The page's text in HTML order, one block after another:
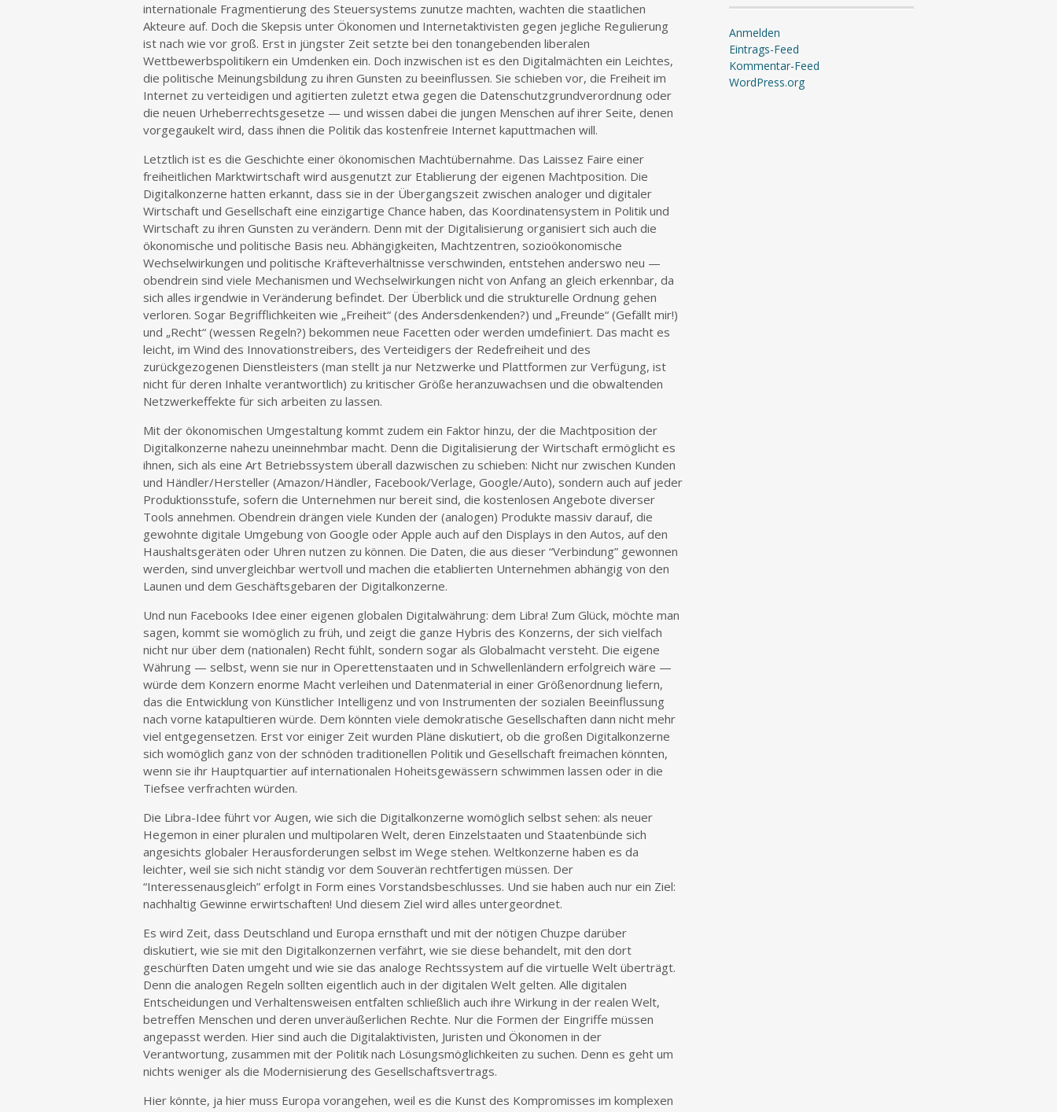
internationale Fragmentierung des Steuersystems zunutze machten, wachten die staatlichen
Akteure auf. Doch die Skepsis unter Ökonomen und Internetaktivisten gegen jegliche Regulierung
ist nach wie vor groß. Erst in jüngster Zeit setzte bei den tonangebenden liberalen
Wettbewerbspolitikern ein Umdenken ein. Doch inzwischen ist es den Digitalmächten ein Leichtes,
die politische Meinungsbildung zu ihren Gunsten zu beeinflussen. Sie schieben vor, die Freiheit im
Internet zu verteidigen und agitierten zuletzt etwa gegen die Datenschutzgrundverordnung oder
die neuen Urheberrechtsgesetze — und wissen dabei die jungen Menschen auf ihrer Seite, denen
vorgegaukelt wird, dass ihnen die Politik das kostenfreie Internet kaputtmachen will.
Letztlich ist es die Geschichte einer ökonomischen Machtübernahme. Das Laissez Faire einer
freiheitlichen Marktwirtschaft wird ausgenutzt zur Etablierung der eigenen Machtposition. Die
Digitalkonzerne hatten erkannt, dass sie in der Übergangszeit zwischen analoger und digitaler
Wirtschaft und Gesellschaft eine einzigartige Chance haben, das Koordinatensystem in Politik und
Wirtschaft zu ihren Gunsten zu verändern. Denn mit der Digitalisierung organisiert sich auch die
ökonomische und politische Basis neu. Abhängigkeiten, Machtzentren, sozioökonomische
Wechselwirkungen und politische Kräfteverhältnisse verschwinden, entstehen anderswo neu —
obendrein sind viele Mechanismen und Wechselwirkungen nicht von Anfang an gleich erkennbar, da
sich alles irgendwie in Veränderung befindet. Der Überblick und die strukturelle Ordnung gehen
verloren. Sogar Begrifflichkeiten wie „Freiheit“ (des Andersdenkenden?) und „Freunde“ (Gefällt mir!)
und „Recht“ (wessen Regeln?) bekommen neue Facetten oder werden umdefiniert. Das macht es
leicht, im Wind des Innovationstreibers, des Verteidigers der Redefreiheit und des
zurückgezogenen Dienstleisters (man stellt ja nur Netzwerke und Plattformen zur Verfügung, ist
nicht für deren Inhalte verantwortlich) zu kritischer Größe heranzuwachsen und die obwaltenden
Netzwerkeffekte für sich arbeiten zu lassen.
Mit der ökonomischen Umgestaltung kommt zudem ein Faktor hinzu, der die Machtposition der
Digitalkonzerne nahezu uneinnehmbar macht. Denn die Digitalisierung der Wirtschaft ermöglicht es
ihnen, sich als eine Art Betriebssystem überall dazwischen zu schieben: Nicht nur zwischen Kunden
und Händler/Hersteller (Amazon/Händler, Facebook/Verlage, Google/Auto), sondern auch auf jeder
Produktionsstufe, sofern die Unternehmen nur bereit sind, die kostenlosen Angebote diverser
Tools annehmen. Obendrein drängen viele Kunden der (analogen) Produkte massiv darauf, die
gewohnte digitale Umgebung von Google oder Apple auch auf den Displays in den Autos, auf den
Haushaltsgeräten oder Uhren nutzen zu können. Die Daten, die aus dieser “Verbindung” gewonnen
werden, sind unvergleichbar wertvoll und machen die etablierten Unternehmen abhängig von den
Launen und dem Geschäftsgebaren der Digitalkonzerne.
Und nun Facebooks Idee einer eigenen globalen Digitalwährung: dem Libra! Zum Glück, möchte man
sagen, kommt sie womöglich zu früh, und zeigt die ganze Hybris des Konzerns, der sich vielfach
nicht nur über dem (nationalen) Recht fühlt, sondern sogar als Globalmacht versteht. Die eigene
Währung — selbst, wenn sie nur in Operettenstaaten und in Schwellenländern erfolgreich wäre —
würde dem Konzern enorme Macht verleihen und Datenmaterial in einer Größenordnung liefern,
das die Entwicklung von Künstlicher Intelligenz und von Instrumenten der sozialen Beeinflussung
nach vorne katapultieren würde. Dem könnten viele demokratische Gesellschaften dann nicht mehr
viel entgegensetzen. Erst vor einiger Zeit wurden Pläne diskutiert, ob die großen Digitalkonzerne
sich womöglich ganz von der schnöden traditionellen Politik und Gesellschaft freimachen könnten,
wenn sie ihr Hauptquartier auf internationalen Hoheitsgewässern schwimmen lassen oder in die
Tiefsee verfrachten würden.
Die Libra-Idee führt vor Augen, wie sich die Digitalkonzerne womöglich selbst sehen: als neuer
Hegemon in einer pluralen und multipolaren Welt, deren Einzelstaaten und Staatenbünde sich
angesichts globaler Herausforderungen selbst im Wege stehen. Weltkonzerne haben es da
leichter, weil sie sich nicht ständig vor dem Souverän rechtfertigen müssen. Der
“Interessenausgleich” erfolgt in Form eines Vorstandsbeschlusses. Und sie haben auch nur ein Ziel:
nachhaltig Gewinne erwirtschaften! Und diesem Ziel wird alles untergeordnet.
Es wird Zeit, dass Deutschland und Europa ernsthaft und mit der nötigen Chuzpe darüber
diskutiert, wie sie mit den Digitalkonzernen verfährt, wie sie diese behandelt, mit den dort
geschürften Daten umgeht und wie sie das analoge Rechtssystem auf die virtuelle Welt überträgt.
Denn die analogen Regeln sollten eigentlich auch in der digitalen Welt gelten. Alle digitalen
Entscheidungen und Verhaltensweisen entfalten schließlich auch ihre Wirkung in der realen Welt,
betreffen Menschen und deren unveräußerlichen Rechte. Nur die Formen der Eingriffe müssen
angepasst werden. Hier sind auch die Digitalaktivisten, Juristen und Ökonomen in der
Verantwortung, zusammen mit der Politik nach Lösungsmöglichkeiten zu suchen. Denn es geht um
nichts weniger als die Modernisierung des Gesellschaftsvertrags.
Hier könnte, ja hier muss Europa vorangehen, weil es die Kunst des Kompromisses im komplexen
Anmelden
Eintrags-Feed
Kommentar-Feed
WordPress.org